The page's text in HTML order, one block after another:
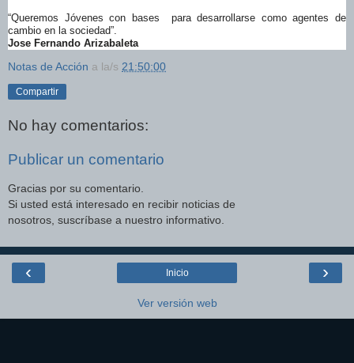
“Queremos Jóvenes con bases para desarrollarse como agentes de
cambio en la sociedad”.
Jose Fernando Arizabaleta
Notas de Acción a la/s 21:50:00
Compartir
No hay comentarios:
Publicar un comentario
Gracias por su comentario.
Si usted está interesado en recibir noticias de
nosotros, suscríbase a nuestro informativo.
‹ ›
Inicio
Ver versión web